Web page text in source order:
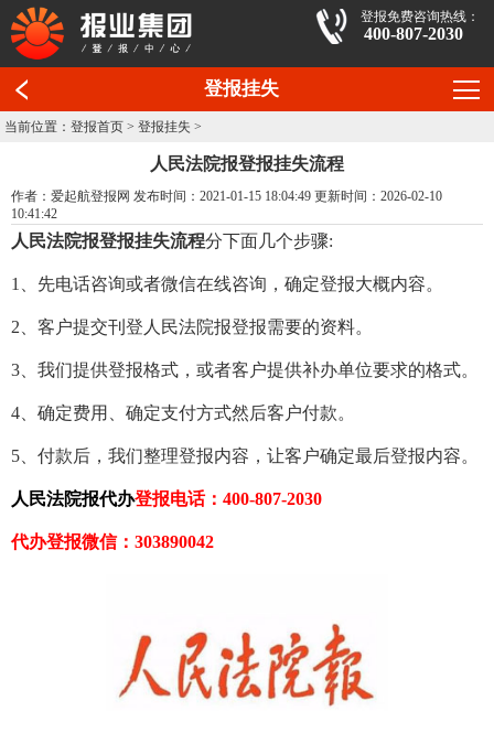
登报免费咨询热线：
400-807-2030
登报挂失
当前位置：登报首页 >登报挂失 >
人民法院报登报挂失流程
作者：爱起航登报网 发布时间：2021-01-15 18:04:49 更新时间：2026-02-10
10:41:42
人民法院报登报挂失流程分下面几个步骤:
1、先电话咨询或者微信在线咨询，确定登报大概内容。
2、客户提交刊登人民法院报登报需要的资料。
3、我们提供登报格式，或者客户提供补办单位要求的格式。
4、确定费用、确定支付方式然后客户付款。
5、付款后，我们整理登报内容，让客户确定最后登报内容。
人民法院报代办登报电话：400-807-2030
代办登报微信：303890042